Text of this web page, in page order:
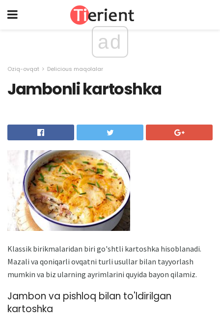
ad
Oziq-ovqat Delicious maqolalar
Jambonli kartoshka
Klassik birikmalaridan biri go'shtli kartoshka hisoblanadi.
Mazali va qoniqarli ovqatni turli usullar bilan tayyorlash
mumkin va biz ularning ayrimlarini quyida bayon qilamiz.
Jambon va pishloq bilan to'ldirilgan
kartoshka